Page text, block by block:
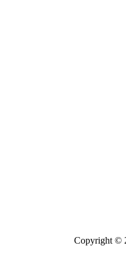
Copyright ©